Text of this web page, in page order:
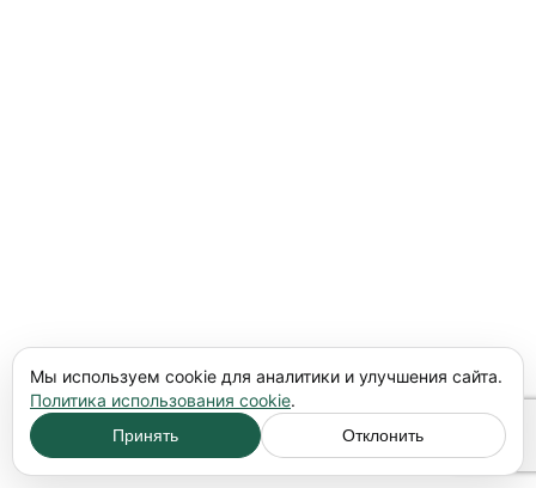
Мы используем cookie для аналитики и улучшения сайта.
Политика использования cookie.
Принять Отклонить